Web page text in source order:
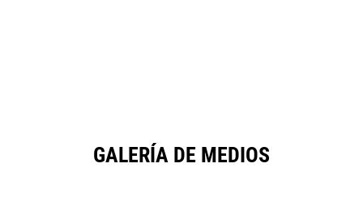
GALERÍA DE MEDIOS